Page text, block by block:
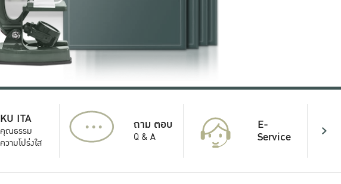
KU ITA
คุณธรรม
ความโปร่งใส
... ถาม ตอบ
Q & A
E-
Service